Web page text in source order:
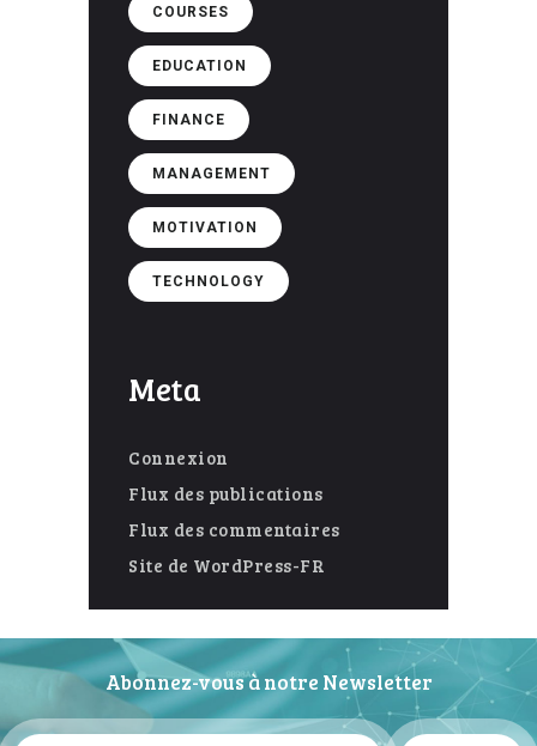
COURSES
EDUCATION
FINANCE
MANAGEMENT
MOTIVATION
TECHNOLOGY
Meta
Connexion
Flux des publications
Flux des commentaires
Site de WordPress-FR
Abonnez-vous à notre Newsletter